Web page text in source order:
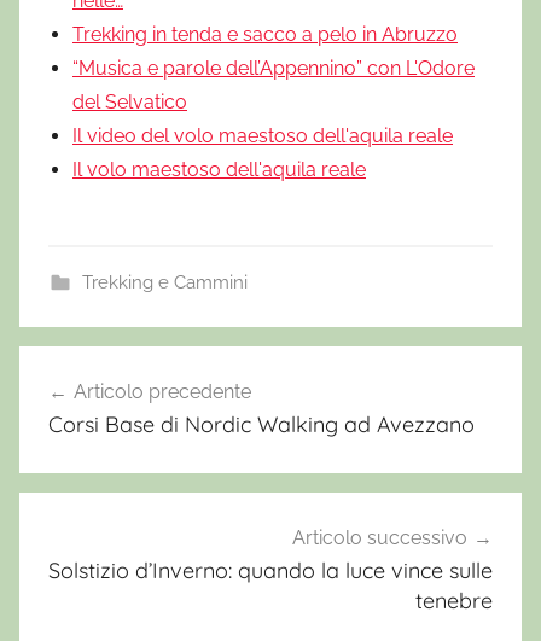
Trekking in tenda e sacco a pelo in Abruzzo
“Musica e parole dell’Appennino” con L'Odore
del Selvatico
Il video del volo maestoso dell'aquila reale
Il volo maestoso dell'aquila reale
Trekking e Cammini
C
s
p
a
Navigazione
articoli
Articolo precedente
Corsi Base di Nordic Walking ad Avezzano
Articolo successivo
Solstizio d’Inverno: quando la luce vince sulle
tenebre